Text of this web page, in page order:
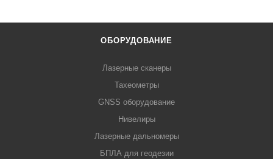
ОБОРУДОВАНИЕ
Лазерные сканеры
Тахеометры
GNSS оборудование
Нивелиры
Лазерные дальномеры
БПЛА для геодезии